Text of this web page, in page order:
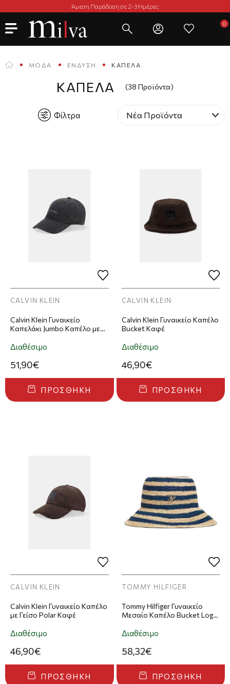
Άμεση Παράδοση σε 2-3 Ημέρες
ΜΌΔΑ ΈΝΔΥΣΗ ΚΑΠΈΛΑ
ΚΑΠΈΛΑ (38 Προϊόντα)
Φίλτρα
CALVIN KLEIN
Calvin Klein Γυναικείο
Καπελάκι Jumbo Καπέλο με
Logo Fel Μαύρο
Διαθέσιμο
51,90€
ΠΡΟΣΘΉΚΗ
CALVIN KLEIN
Calvin Klein Γυναικείο Καπέλο
Bucket Καφέ
Διαθέσιμο
46,90€
ΠΡΟΣΘΉΚΗ
CALVIN KLEIN
Calvin Klein Γυναικείο Καπέλο
με Γείσο Polar Καφέ
Διαθέσιμο
46,90€
ΠΡΟΣΘΉΚΗ
TOMMY HILFIGER
Tommy Hilfiger Γυναικείο
Μεσαίο Καπέλο Bucket Logo
Διαθέσιμο
58,32€
ΠΡΟΣΘΉΚΗ